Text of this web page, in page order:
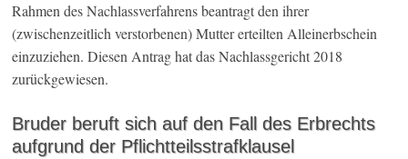
Rahmen des Nachlassverfahrens beantragt den ihrer
(zwischenzeitlich verstorbenen) Mutter erteilten Alleinerbschein
einzuziehen. Diesen Antrag hat das Nachlassgericht 2018
zurückgewiesen.
Bruder beruft sich auf den Fall des Erbrechts
aufgrund der Pflichtteilsstrafklausel